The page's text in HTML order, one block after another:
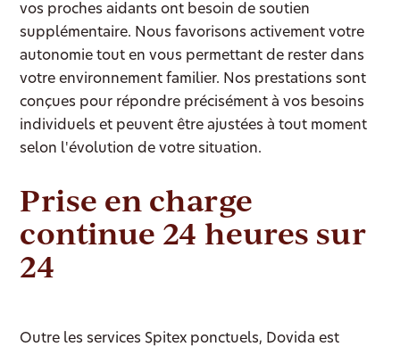
vos proches aidants ont besoin de soutien
supplémentaire. Nous favorisons activement votre
autonomie tout en vous permettant de rester dans
votre environnement familier. Nos prestations sont
conçues pour répondre précisément à vos besoins
individuels et peuvent être ajustées à tout moment
selon l'évolution de votre situation.
Prise en charge
continue 24 heures sur
24
Outre les services Spitex ponctuels, Dovida est